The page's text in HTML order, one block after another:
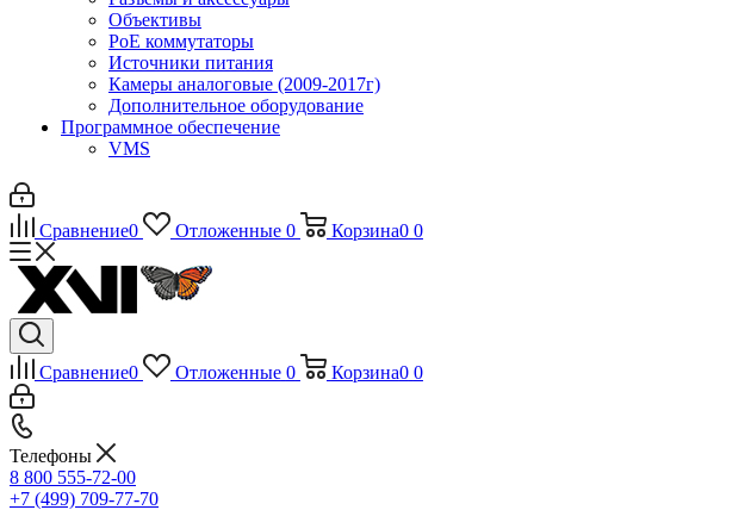
Объективы
PoE коммутаторы
Источники питания
Камеры аналоговые (2009-2017г)
Дополнительное оборудование
Программное обеспечение
VMS
Сравнение0 Отложенные 0 Корзина0 0
Сравнение0 Отложенные 0 Корзина0 0
Телефоны
8 800 555-72-00
+7 (499) 709-77-70